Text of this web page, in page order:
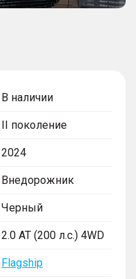
В наличии
II поколение
2024
Внедорожник
Черный
2.0 AT (200 л.с.) 4WD
Flagship